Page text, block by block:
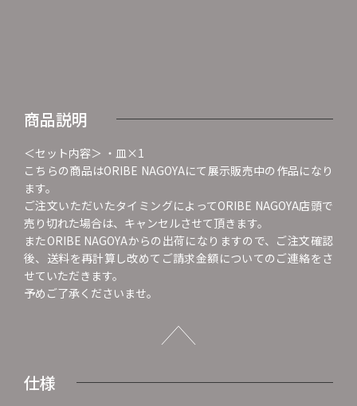
商品説明
＜セット内容＞ ・皿×1
こちらの商品はORIBE NAGOYAにて展示販売中の作品になり
ます。
ご注文いただいたタイミングによってORIBE NAGOYA店頭で
売り切れた場合は、キャンセルさせて頂きます。
またORIBE NAGOYAからの出荷になりますので、ご注文確認
後、送料を再計算し改めてご請求金額についてのご連絡をさ
せていただきます。
予めご了承くださいませ。
仕様